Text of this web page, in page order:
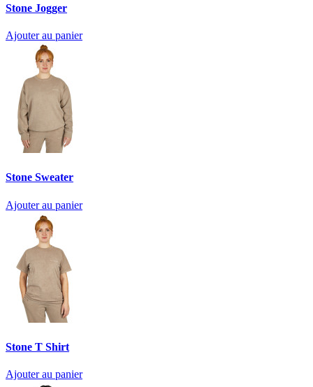
Stone Jogger
Ajouter au panier
Stone Sweater
Ajouter au panier
Stone T Shirt
Ajouter au panier